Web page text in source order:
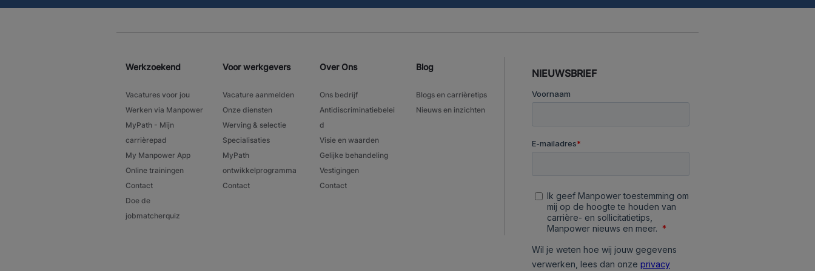
Werkzoekend
Vacatures voor jou
Werken via Manpower
MyPath - Mijn
carrièrepad
My Manpower App
Online trainingen
Contact
Doe de
jobmatcherquiz
Voor werkgevers
Vacature aanmelden
Onze diensten
Werving & selectie
Specialisaties
MyPath
ontwikkelprogramma
Contact
Over Ons
Ons bedrijf
Antidiscriminatiebelei
d
Visie en waarden
Gelijke behandeling
Vestigingen
Contact
Blog
Blogs en carrièretips
Nieuws en inzichten
NIEUWSBRIEF